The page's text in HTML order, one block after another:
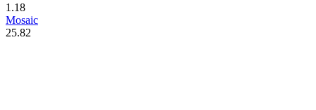
1.18
Mosaic
25.82